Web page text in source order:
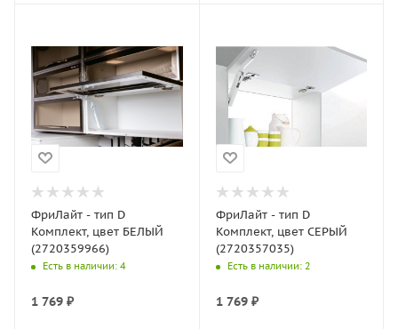
ФриЛайт - тип D
Комплект, цвет БЕЛЫЙ
(2720359966)
Есть в наличии: 4
1 769 ₽
ФриЛайт - тип D
Комплект, цвет СЕРЫЙ
(2720357035)
Есть в наличии: 2
1 769₽